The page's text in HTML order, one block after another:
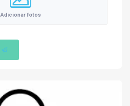
Adicionar fotos